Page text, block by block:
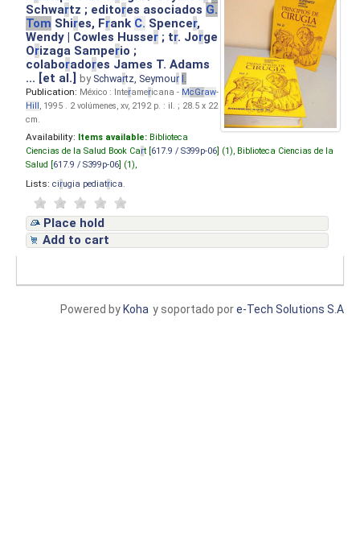
Schwartz ; editores asociados G.
Tom Shires, Frank C. Spencer,
Wendy | Cowles Husser ; tr. Jorge
Orizaga Samperio ;
colaboradores James T. Adams
... [et al.]by Schwartz, Seymour I.
Publication: México : Interamericana - McGraw-
Hill, 1995 . 2 volúmenes, xv, 2192 p. : il. ; 28.5 x 22
cm.
Availability: Items available: Biblioteca
Ciencias de la Salud Book Cart [ 617.9 / S399p-06 ] (1), Biblioteca Ciencias de la
Salud [ 617.9 / S399p-06 ] (1),
Lists: cirugia pediatrica
Place hold
Add to cart
y soportado pore-Tech Solutions S.A
Powered by Koha